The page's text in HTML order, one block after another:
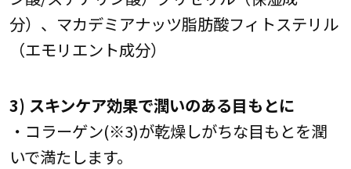
分）、マカデミアナッツ脂肪酸フィトステリル
（エモリエント成分）
3) スキンケア効果で潤いのある目もとに
・コラーゲン(※3)が乾燥しがちな目もとを潤
いで満たします。